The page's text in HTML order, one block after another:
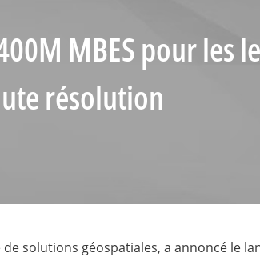
MBES pour les
résolution
solutions géospatiales, a annoncé le